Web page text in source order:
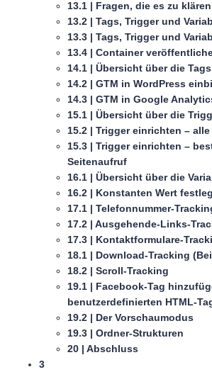
13.1 | Fragen, die es zu
13.2 | Tags, Trigger und
13.3 | Tags, Trigger und
13.4 | Container
14.1 | Übersicht über die Tags
14.2 | GTM in WordPress
14.3 | GTM in Google
15.1 | Übersicht über die
15.2 | Trigger einrichten –
15.3 | Trigger einrichten –
Seitenaufruf
16.1 | Übersicht über die
16.2 | Konstanten Wert
17.1 | Telefonnummer-
17.2 | Ausgehende-Links-
17.3 | Kontaktformulare-
18.1 | Download-Tracking
18.2 | Scroll-Tracking
19.1 | Facebook-Tag
benutzerdefinierten HTML-
19.2 | Der Vorschaumodus
19.3 | Ordner-Strukturen
20 | Abschluss
3